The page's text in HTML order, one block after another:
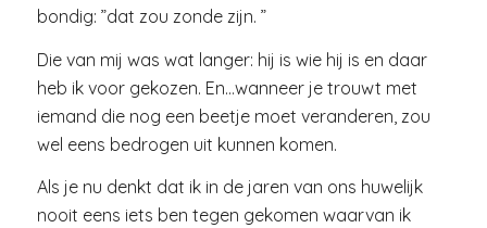
bondig: ”dat zou zonde zijn. ”
Die van mij was wat langer: hij is wie hij is en daar
heb ik voor gekozen. En…wanneer je trouwt met
iemand die nog een beetje moet veranderen, zou
wel eens bedrogen uit kunnen komen.
Als je nu denkt dat ik in de jaren van ons huwelijk
nooit eens iets ben tegen gekomen waarvan ik